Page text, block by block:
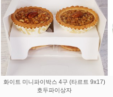
화이트 미니파이박스 4구 (타르트 9x17)
호두파이상자